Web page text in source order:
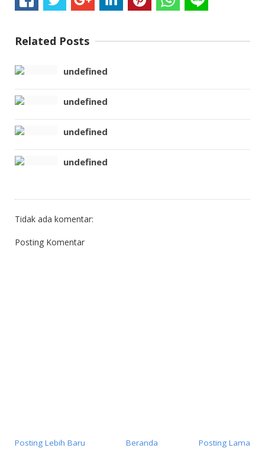
Related Posts
undefined
undefined
undefined
undefined
Tidak ada komentar:
Posting Komentar
Posting Lebih Baru Posting Lama
Beranda